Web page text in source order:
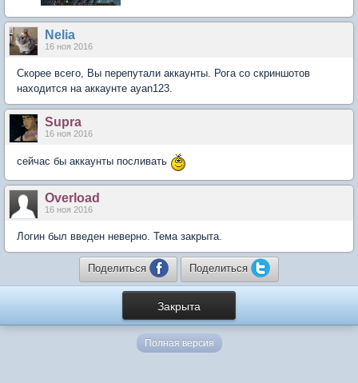
Nelia
16 ноя 2016
Скорее всего, Вы перепутали аккаунты. Рога со скриншотов
находится на аккаунте ayan123.
Supra
16 ноя 2016
сейчас бы аккаунты посливать
Overload
16 ноя 2016
Логин был введен неверно. Тема закрыта.
Поделиться Поделиться
Закрыта
Полная версия